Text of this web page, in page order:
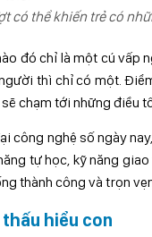
có thể khiến trẻ có
đó chỉ là một cú
thì chỉ có một.
chạm tới những điều
công nghệ số ngày
tự học, kỹ năng
thành công và trọn
hiểu con